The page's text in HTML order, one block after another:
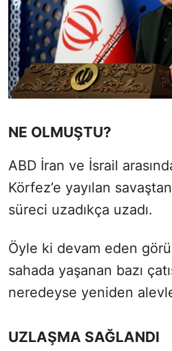
NE OLMUŞTU?
ABD İran ve İsrail
Körfez’e yayılan
süreci uzadıkça uzadı.
Öyle ki devam eden
sahada yaşanan bazı
neredeyse yeniden
UZLAŞMA SAĞLANDI